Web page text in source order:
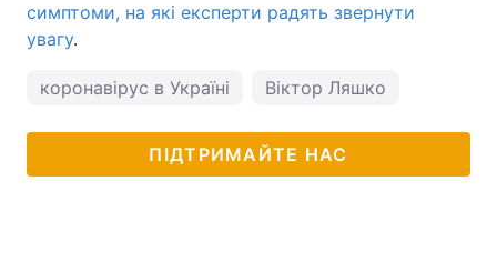
симптоми, на які експерти радять звернути
увагу.
коронавірус в Україні Віктор Ляшко
ПІДТРИМАЙТЕ НАС